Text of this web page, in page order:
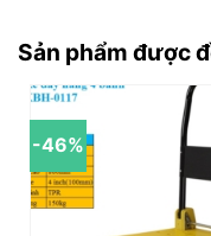
Sản phẩm được
-46%